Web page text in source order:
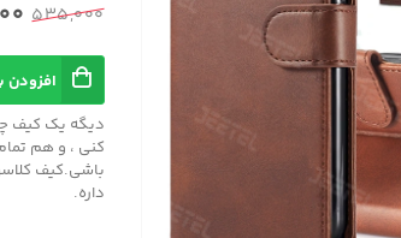
535,000
افزودن
کنی ، و هم
باشی.کیف
داره.